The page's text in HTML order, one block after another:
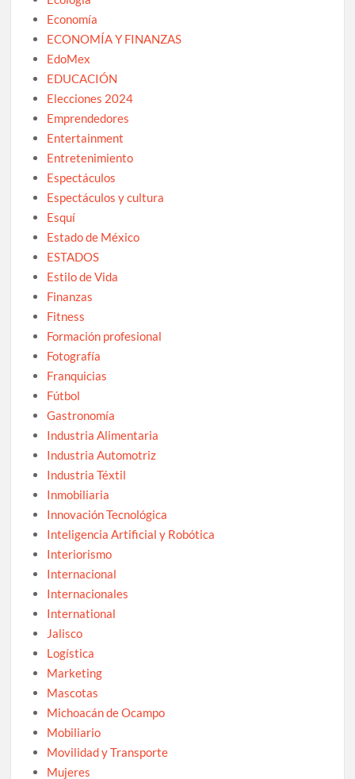
Economía
ECONOMÍA Y FINANZAS
EdoMex
EDUCACIÓN
Elecciones 2024
Emprendedores
Entertainment
Entretenimiento
Espectáculos
Espectáculos y cultura
Esquí
Estado de México
ESTADOS
Estilo de Vida
Finanzas
Fitness
Formación profesional
Fotografía
Franquicias
Fútbol
Gastronomía
Industria Alimentaria
Industria Automotriz
Industria Téxtil
Inmobiliaria
Innovación Tecnológica
Inteligencia Artificial y Robótica
Interiorismo
Internacional
Internacionales
International
Jalisco
Logística
Marketing
Mascotas
Michoacán de Ocampo
Mobiliario
Movilidad y Transporte
Mujeres